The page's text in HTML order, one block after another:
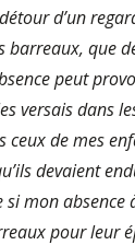
d’un
barreaux, que
peut
versais dans
ceux de mes
devaient
mon absence
pour leur